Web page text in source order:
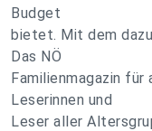
Budget
bietet. Mit dem
Das NÖ
Familienmagazin für
Leserinnen und
Leser aller